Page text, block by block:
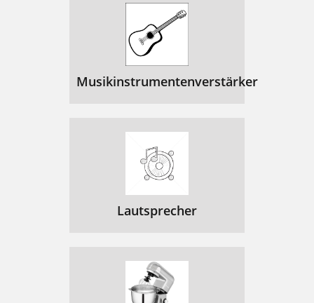
Musikinstrumentenverstärker
Lautsprecher